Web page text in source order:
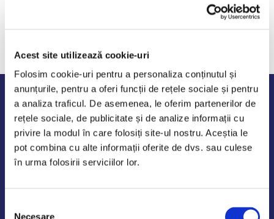
Acest site utilizează cookie-uri
Folosim cookie-uri pentru a personaliza conținutul și
anunțurile, pentru a oferi funcții de rețele sociale și pentru
a analiza traficul. De asemenea, le oferim partenerilor de
rețele sociale, de publicitate și de analize informații cu
privire la modul în care folosiți site-ul nostru. Aceștia le
pot combina cu alte informații oferite de dvs. sau culese
în urma folosirii serviciilor lor.
Necesare
Program de lucru
Luni - Vineri: 09:00-18:00
Sambata - Duminica: 10:00-14:00